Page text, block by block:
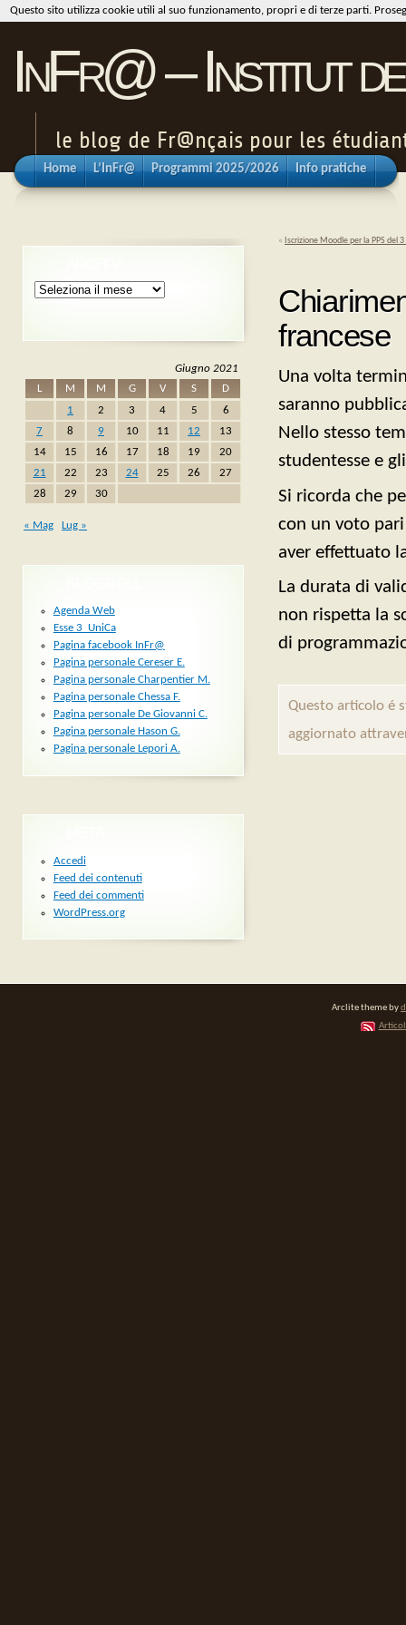
InFr@ – Institut
le blog de Fr@nçais pour les
Home L’InFr@ Programmi 2025/2026 Info pratiche
« Iscrizione Moodle per la PPS del
francese
Una volta
saranno
Nello stesso
studentesse e
Si ricorda che
con un voto
aver effettuato
La durata di
non rispetta la
di
Questo articolo é
aggiornato
Archivi
Giugno 2021
L
M M G V S
D
1
2 3 4 5
6
7
8 9 10 11 12
13
14
15 16 17 18 19
20
21
22 23 24 25 26
27
28
29 30
« Mag Lug »
Agenda Web
Esse 3_UniCa
Pagina facebook InFr@
Pagina personale Cereser E.
Pagina personale Charpentier M.
Pagina personale Chessa F.
Pagina personale De Giovanni C.
Pagina personale Hason G.
Pagina personale Lepori A.
Accedi
Feed dei contenuti
Feed dei commenti
WordPress.org
Arclite theme by
Questo sito utilizza cookie utili al suo funzionamento, propri e di terze parti.